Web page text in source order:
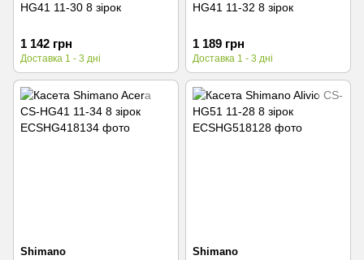
HG41 11-30 8 зірок
1 142 грн
Доставка 1 - 3 дні
HG41 11-32 8 зірок
1 189 грн
Доставка 1 - 3 дні
Shimano Shimano